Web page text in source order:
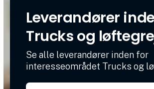
Leverandører
Trucks og
Se alle leverandører inden for
interesseområdet Trucks og